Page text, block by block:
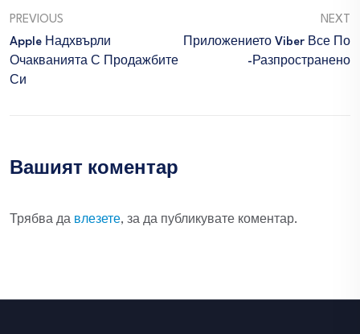
PREVIOUS
Apple Надхвърли
Очакванията С Продажбите
Си
NEXT
Приложението Viber Все По
-разпространено
Вашият коментар
Трябва да влезете, за да публикувате коментар.